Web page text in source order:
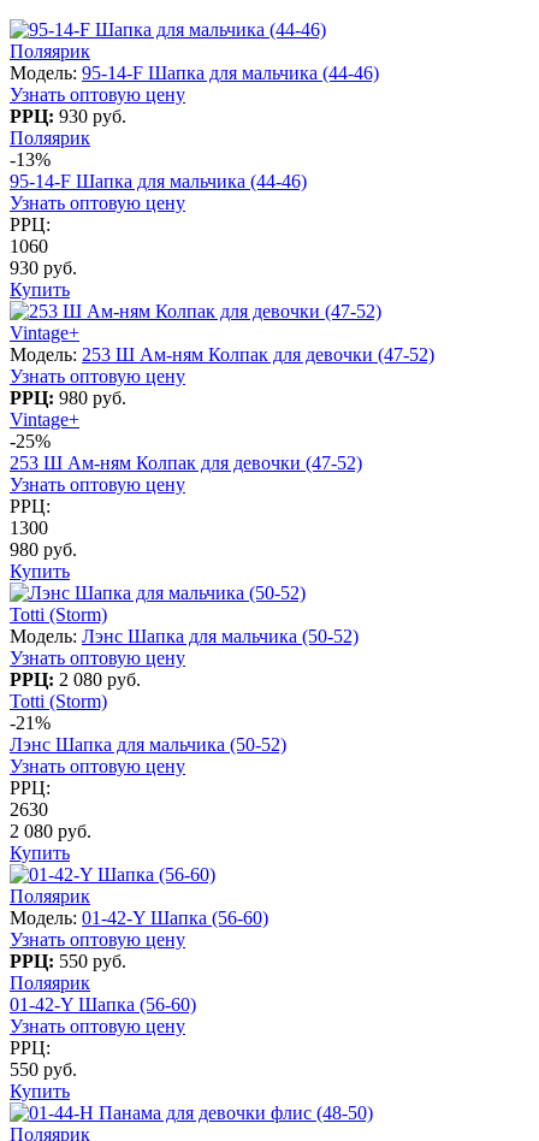
Поляярик
Модель: 95-14-F Шапка для мальчика (44-46)
Узнать оптовую цену
РРЦ: 930 руб.
Поляярик
-13%
95-14-F Шапка для мальчика (44-46)
Узнать оптовую цену
РРЦ:
1060
930 руб.
Купить
Vintage+
Модель: 253 Ш Ам-ням Колпак для девочки (47-52)
Узнать оптовую цену
РРЦ: 980 руб.
Vintage+
-25%
253 Ш Ам-ням Колпак для девочки (47-52)
Узнать оптовую цену
РРЦ:
1300
980 руб.
Купить
Totti (Storm)
Модель: Лэнс Шапка для мальчика (50-52)
Узнать оптовую цену
РРЦ: 2 080 руб.
Totti (Storm)
-21%
Лэнс Шапка для мальчика (50-52)
Узнать оптовую цену
РРЦ:
2630
2 080 руб.
Купить
Поляярик
Модель: 01-42-Y Шапка (56-60)
Узнать оптовую цену
РРЦ: 550 руб.
Поляярик
01-42-Y Шапка (56-60)
Узнать оптовую цену
РРЦ:
550 руб.
Купить
Поляярик